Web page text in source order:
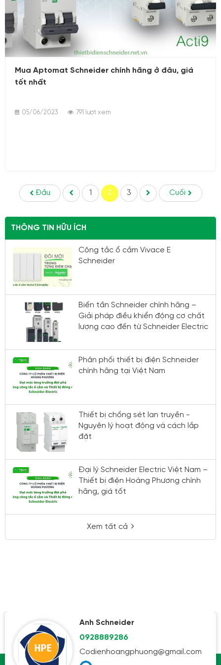
05/06/2023
Mua Aptomat Schneider chính hãng ở đâu, giá
tốt nhất
05/06/2023 791 lượt xem
Đầu 1 2 3 Cuối
THÔNG TIN HỮU ÍCH
Công tắc ổ cắm Vivace E
Schneider
Biến tần Schneider chính hãng –
Giải pháp điều khiển động cơ chất
lượng cao đến từ Schneider Electric
Phân phối thiết bị điện Schneider
chính hãng tại Việt Nam
Thiết bị chống sét lan truyền -
Nguyên lý hoạt động và cách lắp
đặt
Đại lý Schneider Electric Việt Nam –
Thiết bị điện Hoàng Phương chính
hãng, giá tốt
Xem tất cả
0944240317